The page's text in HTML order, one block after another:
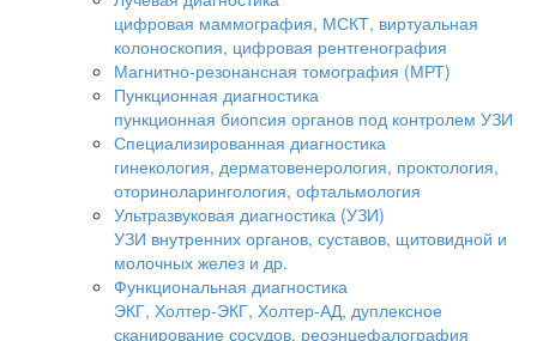
цифровая маммография, МСКТ, виртуальная
колоноскопия, цифровая рентгенография
Магнитно-резонансная томография (МРТ)
Пункционная диагностика
пункционная биопсия органов под контролем УЗИ
Специализированная диагностика
гинекология, дерматовенерология, проктология,
оториноларингология, офтальмология
Ультразвуковая диагностика (УЗИ)
УЗИ внутренних органов, суставов, щитовидной и
молочных желез и др.
Функциональная диагностика
ЭКГ, Холтер-ЭКГ, Холтер-АД, дуплексное
сканирование сосудов, реоэнцефалография